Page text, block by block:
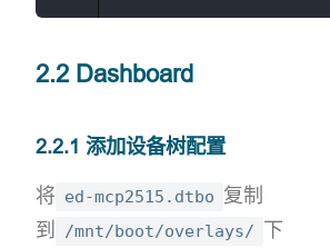
2.2 Dashboard
2.2.1 添加设备树配置
将 ed-mcp2515.dtbo 复制
到
/mnt/boot/overlays/ 下